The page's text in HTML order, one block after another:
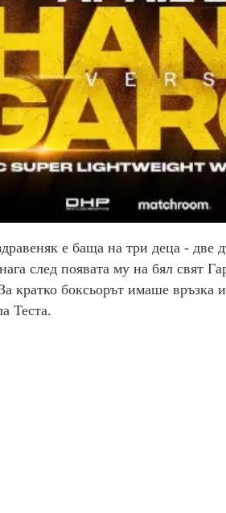
е баща на три деца -
след появата му на бял свят
кратко боксьорът имаше връзка
Теста.